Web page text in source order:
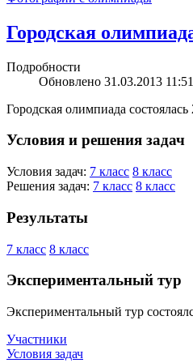
Городская
Подробности
Обновлено 31.03.2013 11:51
Городская олимпиада состоялась
Условия и решения задач
Условия задач: 7 класс 8 класс
Решения задач: 7 класс 8 класс
Результаты
7 класс 8 класс
Экспериментальный тур
Экспериментальный тур
Участники
Условия задач